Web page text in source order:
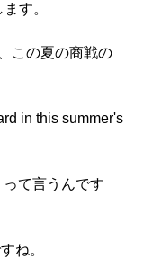
す。
この夏の商戦の
in this summer's
って言うんです
ね。